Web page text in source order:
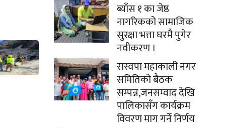
ब्याँस १ का जेष्ठ
नागरिकको सामाजिक
सुरक्षा भत्ता घरमै पुगेर
नवीकरण ।
रास्वपा महाकाली नगर
समितिको बैठक
सम्पन्न,जनसम्वाद देखि
पालिकासँग कार्यक्रम
विवरण माग गर्ने निर्णय